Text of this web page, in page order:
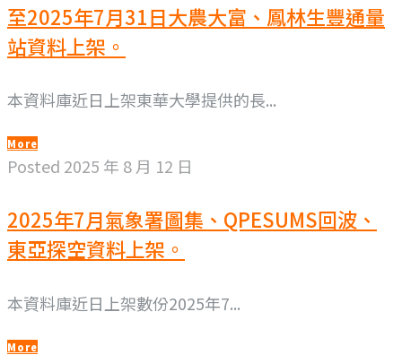
至2025年7月31日大農大富、鳳林生豐通量
站資料上架。
本資料庫近日上架東華大學提供的長...
More
Posted 2025 年 8 月 12 日
2025年7月氣象署圖集、QPESUMS回波、
東亞探空資料上架。
本資料庫近日上架數份2025年7...
More